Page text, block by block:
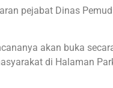
pejabat Dinas
akan buka
di Halaman